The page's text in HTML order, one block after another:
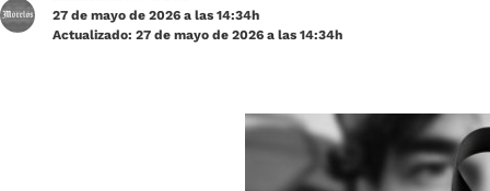
27 de mayo de 2026 a las 14:34h
Actualizado: 27 de mayo de 2026 a las 14:34h